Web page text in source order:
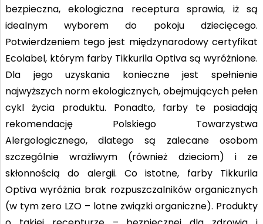
bezpieczna, ekologiczna receptura sprawia, iż są
idealnym wyborem do pokoju dziecięcego.
Potwierdzeniem tego jest międzynarodowy certyfikat
Ecolabel, którym farby Tikkurila Optiva są wyróżnione.
Dla jego uzyskania konieczne jest spełnienie
najwyższych norm ekologicznych, obejmujących pełen
cykl życia produktu. Ponadto, farby te posiadają
rekomendację Polskiego Towarzystwa
Alergologicznego, dlatego są zalecane osobom
szczególnie wrażliwym (również dzieciom) i ze
skłonnością do alergii. Co istotne, farby Tikkurila
Optiva wyróżnia brak rozpuszczalników organicznych
(w tym zero LZO – lotne związki organiczne). Produkty